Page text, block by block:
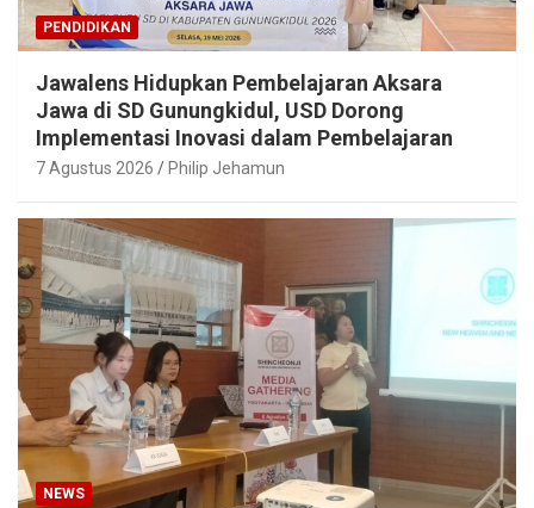
PENDIDIKAN
Jawalens Hidupkan Pembelajaran Aksara
Jawa di SD Gunungkidul, USD Dorong
Implementasi Inovasi dalam Pembelajaran
7 Agustus 2026 Philip Jehamun
NEWS